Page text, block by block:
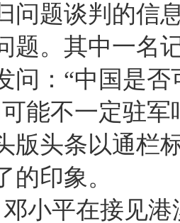
问题谈判的信
题。其中一名
问：“中国是
能不一定驻
版头条以通栏
的印象。
邓小平在接见